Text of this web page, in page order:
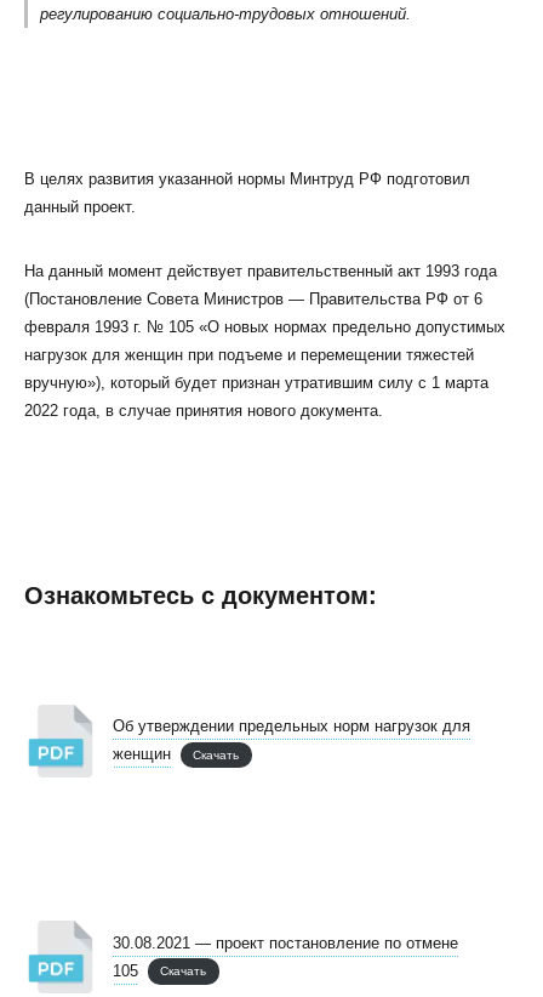
регулированию социально-трудовых отношений.
В целях развития указанной нормы Минтруд РФ подготовил
данный проект.
На данный момент действует правительственный акт 1993 года
(Постановление Совета Министров — Правительства РФ от 6
февраля 1993 г. № 105 «О новых нормах предельно допустимых
нагрузок для женщин при подъеме и перемещении тяжестей
вручную»), который будет признан утратившим силу с 1 марта
2022 года, в случае принятия нового документа.
Ознакомьтесь с документом:
Об утверждении предельных норм нагрузок для
женщин
Скачать
30.08.2021 — проект постановление по отмене
105
Скачать